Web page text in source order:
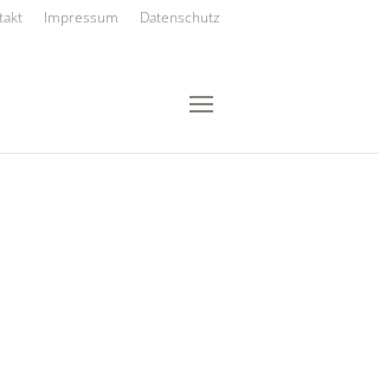
Impressum Datenschutz